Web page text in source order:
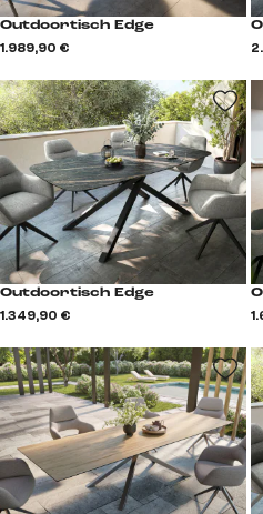
Outdoortisch Edge
1.989,90 €
Outdoortisch Edge
1.349,90 €